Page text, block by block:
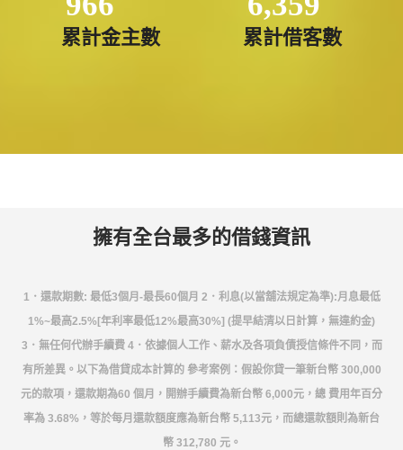
累計金主數 累計借客數
擁有全台最多的借錢資訊
1．還款期數: 最低3個月-最長60個月 2．利息(以當舖法規定為準):月息最低
1%~最高2.5%[年利率最低12%最高30%] (提早結清以日計算，無違約金)
3．無任何代辦手續費 4．依據個人工作、薪水及各項負債授信條件不同，而
有所差異。以下為借貸成本計算的 參考案例：假設你貸一筆新台幣 300,000
元的款項，還款期為60 個月，開辦手續費為新台幣 6,000元，總 費用年百分
率為 3.68%，等於每月還款額度應為新台幣 5,113元，而總還款額則為新台
幣 312,780 元。